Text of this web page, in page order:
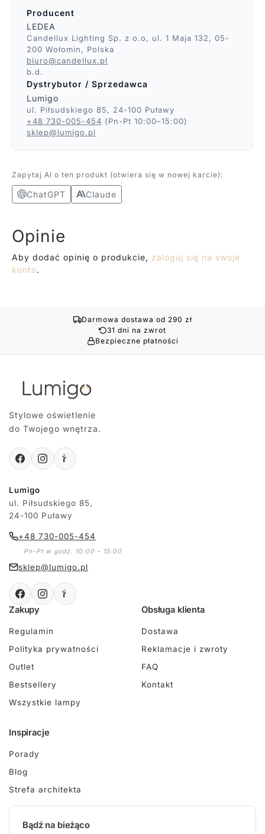
Producent
LEDEA
Candellux Lighting Sp. z o.o, ul. 1 Maja 132, 05-
200 Wołomin, Polska
biuro@candellux.pl
b.d.
Dystrybutor / Sprzedawca
Lumigo
ul. Piłsudskiego 85, 24-100 Puławy
+48 730-005-454 (Pn-Pt 10:00–15:00)
sklep@lumigo.pl
Zapytaj AI o ten produkt (otwiera się w nowej karcie):
ChatGPT Claude
Opinie
Aby dodać opinię o produkcie, zaloguj się na swoje
konto.
Darmowa dostawa od 290 zł
31 dni na zwrot
Bezpieczne płatności
Stylowe oświetlenie
do Twojego wnętrza.
Lumigo
ul. Piłsudskiego 85,
24-100 Puławy
+48 730-005-454
Pn-Pt w godz. 10:00 – 15:00
sklep@lumigo.pl
Zakupy
Regulamin
Polityka prywatności
Outlet
Bestsellery
Wszystkie lampy
Obsługa klienta
Dostawa
Reklamacje i zwroty
FAQ
Kontakt
Inspiracje
Porady
Blog
Strefa architekta
Bądź na bieżąco